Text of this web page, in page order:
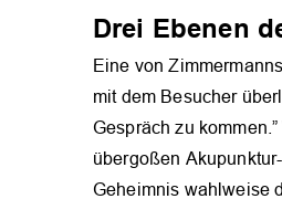
Drei Ebenen
Eine von
mit dem Besucher
Gespräch zu
übergoßen
Geheimnis wahlweise